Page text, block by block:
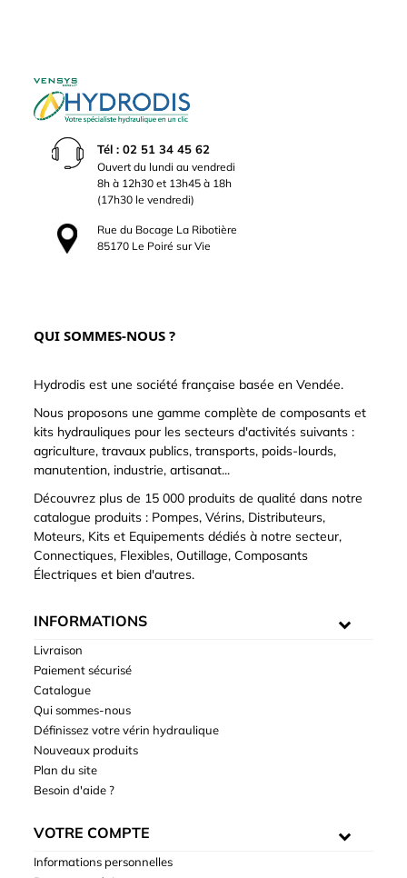
Tél : 02 51 34 45 62
Ouvert du lundi au vendredi
8h à 12h30 et 13h45 à 18h
(17h30 le vendredi)
Rue du Bocage La Ribotière
85170 Le Poiré sur Vie
QUI SOMMES-NOUS ?
Hydrodis est une société française basée en Vendée.
Nous proposons une gamme complète de composants et
kits hydrauliques pour les secteurs d'activités suivants :
agriculture, travaux publics, transports, poids-lourds,
manutention, industrie, artisanat...
Découvrez plus de 15 000 produits de qualité dans notre
catalogue produits : Pompes, Vérins, Distributeurs,
Moteurs, Kits et Equipements dédiés à notre secteur,
Connectiques, Flexibles, Outillage, Composants
Électriques et bien d'autres.
INFORMATIONS
Livraison
Paiement sécurisé
Catalogue
Qui sommes-nous
Définissez votre vérin hydraulique
Nouveaux produits
Plan du site
Besoin d'aide ?
VOTRE COMPTE
Informations personnelles